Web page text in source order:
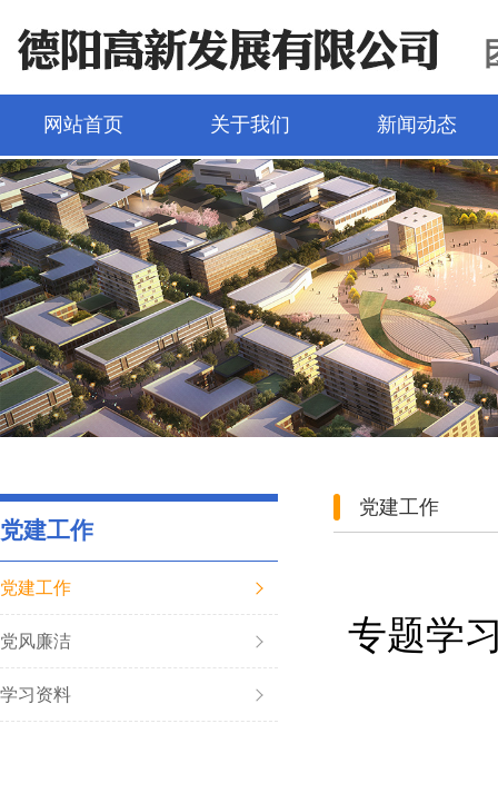
网站首页 关于我们 新闻动态
党建工作
党建工作
党风廉洁
学习资料
党建工作
专题学